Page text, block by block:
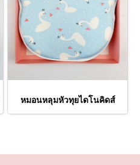
หมอนหลุมหัวทุยไดโนคิดส์